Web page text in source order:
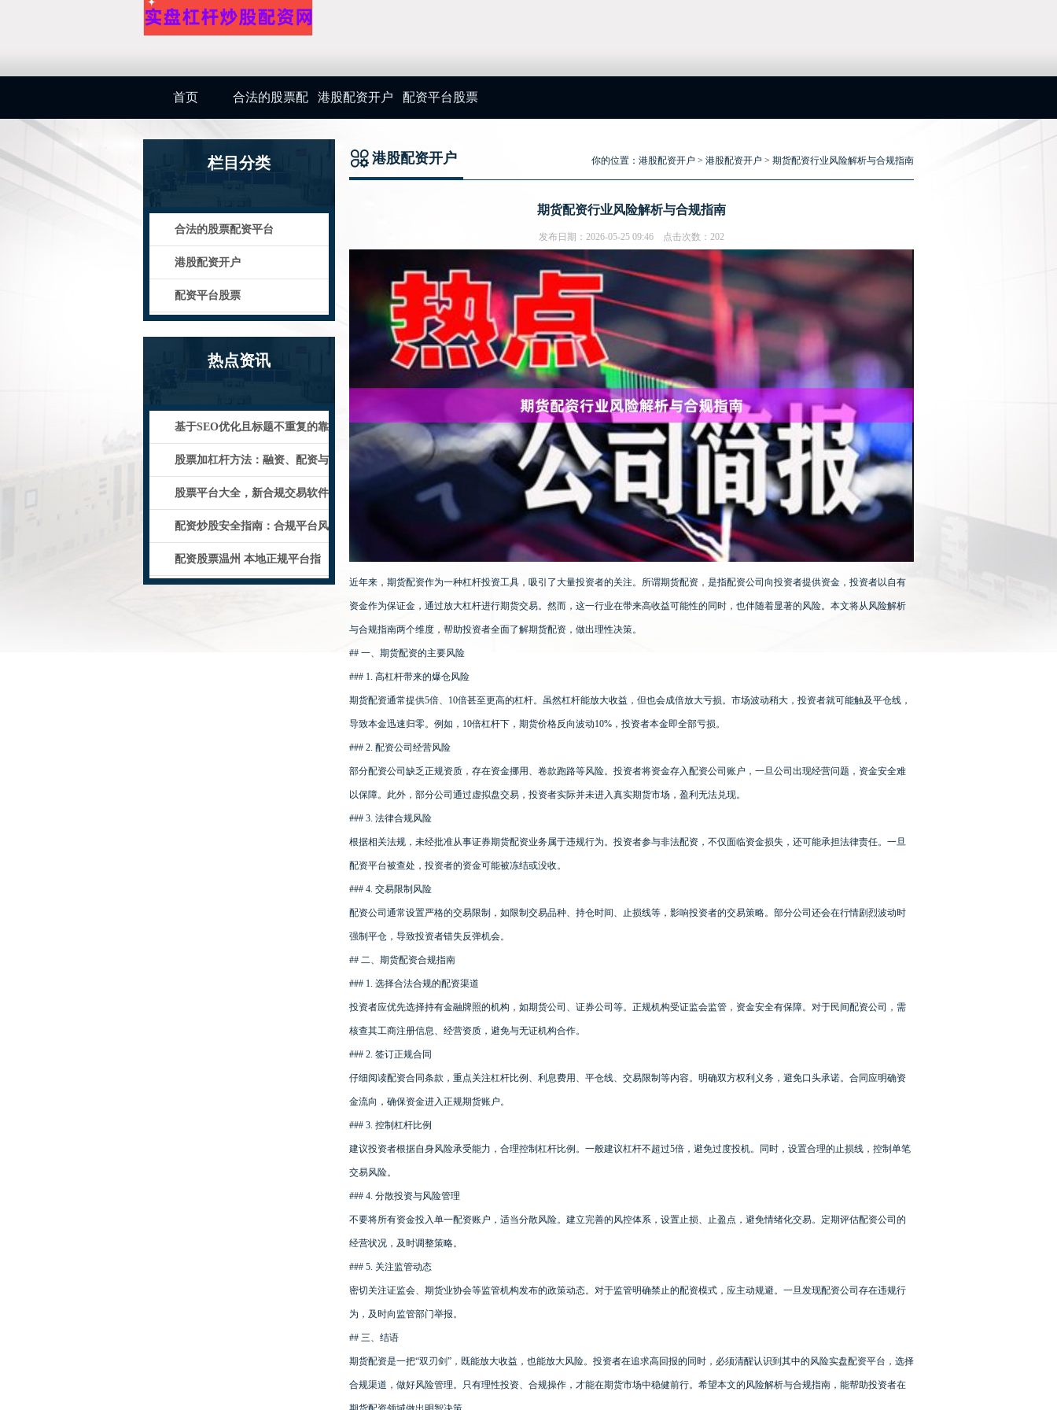
首页 合法的股票配
资平台
港股配资开户 配资平台股票
栏目分类
合法的股票配资平台
港股配资开户
配资平台股票
热点资讯
基于SEO优化且标题不重复的靠
谱配资网站推荐（内）：
股票加杠杆方法：融资、配资与
期权策略详解
股票平台大全，新合规交易软件
配资炒股安全指南：合规平台风
控技巧配资股票温州 本地正规平台指
港股配资开户 你的位置： 港股配资开户 > 港股配资开户 > 期货配资行业风险解析与合规指南
期货配资行业风险解析与合规指南
发布日期：2026-05-25 09:46 点击次数：202
近年来，期货配资作为一种杠杆投资工具，吸引了大量投资者的关注。所谓期货配资，是指配资公司向投资者提供资金，投资者以自有
资金作为保证金，通过放大杠杆进行期货交易。然而，这一行业在带来高收益可能性的同时，也伴随着显著的风险。本文将从风险解析
与合规指南两个维度，帮助投资者全面了解期货配资，做出理性决策。
## 一、期货配资的主要风险
### 1. 高杠杆带来的爆仓风险
期货配资通常提供5倍、10倍甚至更高的杠杆。虽然杠杆能放大收益，但也会成倍放大亏损。市场波动稍大，投资者就可能触及平仓线，
导致本金迅速归零。例如，10倍杠杆下，期货价格反向波动10%，投资者本金即全部亏损。
### 2. 配资公司经营风险
部分配资公司缺乏正规资质，存在资金挪用、卷款跑路等风险。投资者将资金存入配资公司账户，一旦公司出现经营问题，资金安全难
以保障。此外，部分公司通过虚拟盘交易，投资者实际并未进入真实期货市场，盈利无法兑现。
### 3. 法律合规风险
根据相关法规，未经批准从事证券期货配资业务属于违规行为。投资者参与非法配资，不仅面临资金损失，还可能承担法律责任。一旦
配资平台被查处，投资者的资金可能被冻结或没收。
### 4. 交易限制风险
配资公司通常设置严格的交易限制，如限制交易品种、持仓时间、止损线等，影响投资者的交易策略。部分公司还会在行情剧烈波动时
强制平仓，导致投资者错失反弹机会。
## 二、期货配资合规指南
### 1. 选择合法合规的配资渠道
投资者应优先选择持有金融牌照的机构，如期货公司、证券公司等。正规机构受证监会监管，资金安全有保障。对于民间配资公司，需
核查其工商注册信息、经营资质，避免与无证机构合作。
### 2. 签订正规合同
仔细阅读配资合同条款，重点关注杠杆比例、利息费用、平仓线、交易限制等内容。明确双方权利义务，避免口头承诺。合同应明确资
金流向，确保资金进入正规期货账户。
### 3. 控制杠杆比例
建议投资者根据自身风险承受能力，合理控制杠杆比例。一般建议杠杆不超过5倍，避免过度投机。同时，设置合理的止损线，控制单笔
交易风险。
### 4. 分散投资与风险管理
不要将所有资金投入单一配资账户，适当分散风险。建立完善的风控体系，设置止损、止盈点，避免情绪化交易。定期评估配资公司的
经营状况，及时调整策略。
### 5. 关注监管动态
密切关注证监会、期货业协会等监管机构发布的政策动态。对于监管明确禁止的配资模式，应主动规避。一旦发现配资公司存在违规行
为，及时向监管部门举报。
## 三、结语
期货配资是一把“双刃剑”，既能放大收益，也能放大风险。投资者在追求高回报的同时，必须清醒认识到其中的风险实盘配资平台，选择
合规渠道，做好风险管理。只有理性投资、合规操作，才能在期货市场中稳健前行。希望本文的风险解析与合规指南，能帮助投资者在